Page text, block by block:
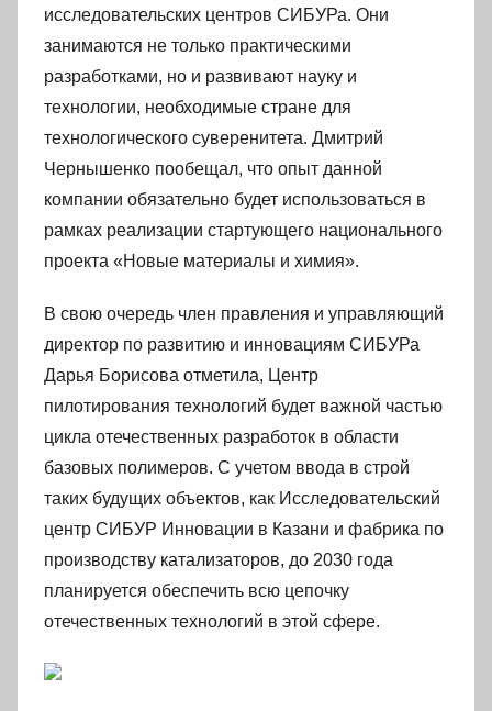
исследовательских центров СИБУРа. Они
занимаются не только практическими
разработками, но и развивают науку и
технологии, необходимые стране для
технологического суверенитета. Дмитрий
Чернышенко пообещал, что опыт данной
компании обязательно будет использоваться в
рамках реализации стартующего национального
проекта «Новые материалы и химия».
В свою очередь член правления и управляющий
директор по развитию и инновациям СИБУРа
Дарья Борисова отметила, Центр
пилотирования технологий будет важной частью
цикла отечественных разработок в области
базовых полимеров. С учетом ввода в строй
таких будущих объектов, как Исследовательский
центр СИБУР Инновации в Казани и фабрика по
производству катализаторов, до 2030 года
планируется обеспечить всю цепочку
отечественных технологий в этой сфере.